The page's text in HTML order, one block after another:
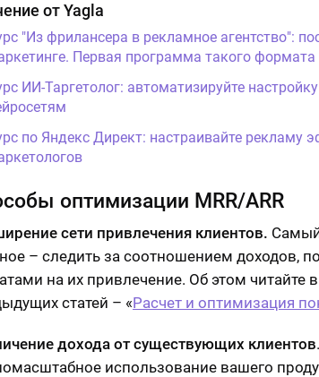
от Yagla
"Из фрилансера в рекламное агентство":
Первая программа такого
ИИ-Таргетолог: автоматизируйте
по Яндекс Директ: настраивайте рекламу
оптимизации MRR/ARR
сети привлечения клиентов.
– следить за соотношением доходов,
на их привлечение. Об этом читайте
статей – «Расчет и оптимизация
дохода от существующих клиентов
использование вашего